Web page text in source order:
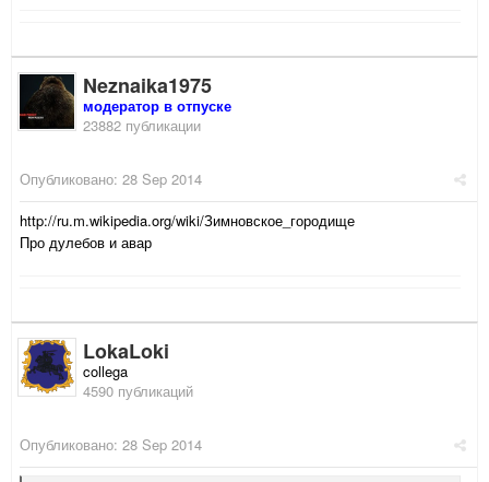
Neznaika1975
модератор в отпуске
23882 публикации
Опубликовано: 28 Sep 2014
http://ru.m.wikipedia.org/wiki/Зимновское_городище
Про дулебов и авар
LokaLoki
collega
4590 публикаций
Опубликовано: 28 Sep 2014